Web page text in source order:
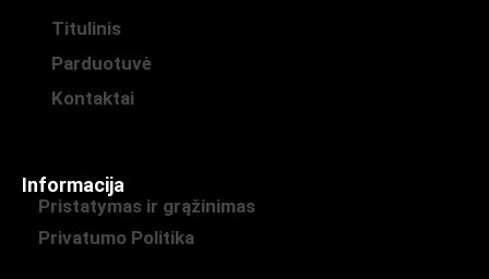
Titulinis
Parduotuvė
Kontaktai
Informacija
Pristatymas ir grąžinimas
Privatumo Politika